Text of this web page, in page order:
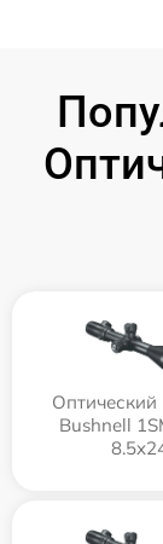
Оптический
Bushnell